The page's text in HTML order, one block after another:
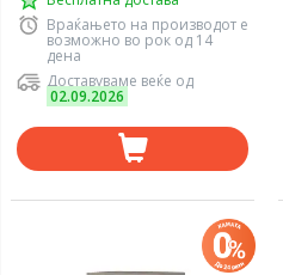
Враќањето на производот е
возможно во рок од 14
дена
Доставуваме веќе од
02.09.2026